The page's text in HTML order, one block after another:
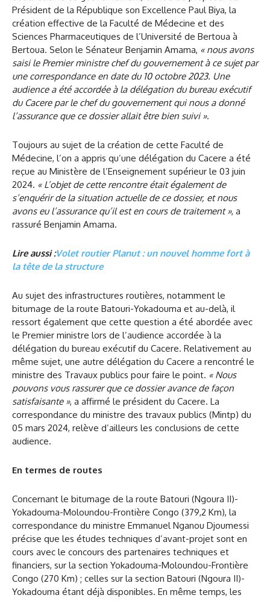
Président de la République son Excellence Paul Biya, la
création effective de la Faculté de Médecine et des
Sciences Pharmaceutiques de l’Université de Bertoua à
Bertoua. Selon le Sénateur Benjamin Amama, « nous avons
saisi le Premier ministre chef du gouvernement à ce sujet par
une correspondance en date du 10 octobre 2023. Une
audience a été accordée à la délégation du bureau exécutif
du Cacere par le chef du gouvernement qui nous a donné
l’assurance que ce dossier allait être bien suivi ».
Toujours au sujet de la création de cette Faculté de
Médecine, l’on a appris qu’une délégation du Cacere a été
reçue au Ministère de l’Enseignement supérieur le 03 juin
2024. « L’objet de cette rencontre était également de
s’enquérir de la situation actuelle de ce dossier, et nous
avons eu l’assurance qu’il est en cours de traitement », a
rassuré Benjamin Amama.
Lire aussi :Volet routier Planut : un nouvel homme fort à
la tête de la structure
Au sujet des infrastructures routières, notamment le
bitumage de la route Batouri-Yokadouma et au-delà, il
ressort également que cette question a été abordée avec
le Premier ministre lors de l’audience accordée à la
délégation du bureau exécutif du Cacere. Relativement au
même sujet, une autre délégation du Cacere a rencontré le
ministre des Travaux publics pour faire le point. « Nous
pouvons vous rassurer que ce dossier avance de façon
satisfaisante », a affirmé le président du Cacere. La
correspondance du ministre des travaux publics (Mintp) du
05 mars 2024, relève d’ailleurs les conclusions de cette
audience.
En termes de routes
Concernant le bitumage de la route Batouri (Ngoura II)-
Yokadouma-Moloundou-Frontière Congo (379,2 Km), la
correspondance du ministre Emmanuel Nganou Djoumessi
précise que les études techniques d’avant-projet sont en
cours avec le concours des partenaires techniques et
financiers, sur la section Yokadouma-Moloundou-Frontière
Congo (270 Km) ; celles sur la section Batouri (Ngoura II)-
Yokadouma étant déjà disponibles. En même temps, les